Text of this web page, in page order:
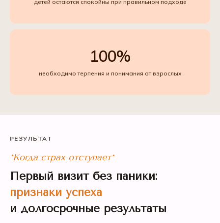
детей остаются спокойны при правильном подходе
100%
необходимо терпения и понимания от взрослых
РЕЗУЛЬТАТ
*Когда страх отступает*
Первый визит без паники:
признаки успеха
и долгосрочные результаты